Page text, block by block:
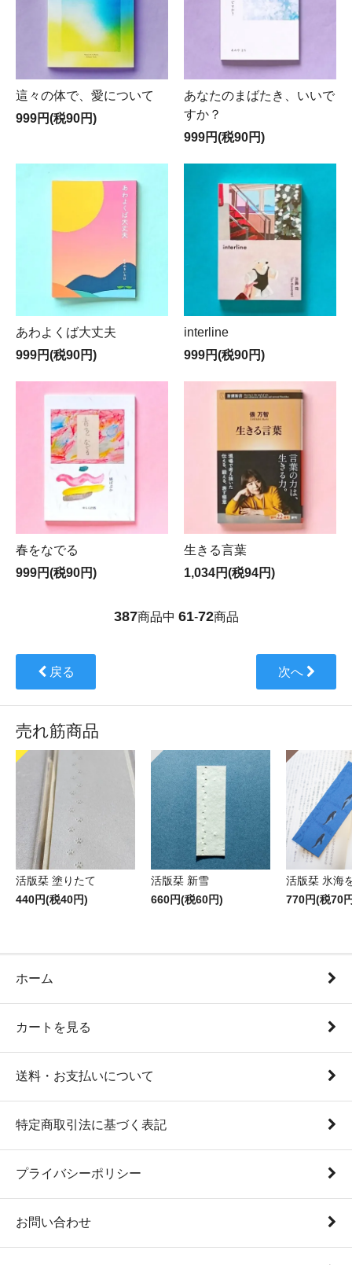
這々の体で、愛について
999円(税90円)
あなたのまばたき、いいで
すか？
999円(税90円)
あわよくば大丈夫
999円(税90円)
interline
999円(税90円)
春をなでる
999円(税90円)
生きる言葉
1,034円(税94円)
387商品中 61-72商品
戻る 次へ
売れ筋商品
活版栞 塗りたて
440円(税40円)
活版栞 新雪
660円(税60円)
活版栞 氷海
770円(税70
ホーム
カートを見る
送料・お支払いについて
特定商取引法に基づく表記
プライバシーポリシー
お問い合わせ